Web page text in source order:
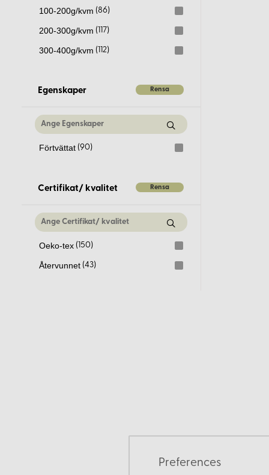
Preferences
100-200g/kvm (86)
200-300g/kvm (117)
300-400g/kvm (112)
Egenskaper Rensa
Förtvättat (90)
Certifikat/ kvalitet Rensa
Oeko-tex (150)
Återvunnet (43)